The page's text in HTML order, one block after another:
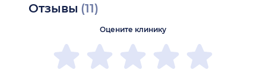
Отзывы (11)
Оцените клинику